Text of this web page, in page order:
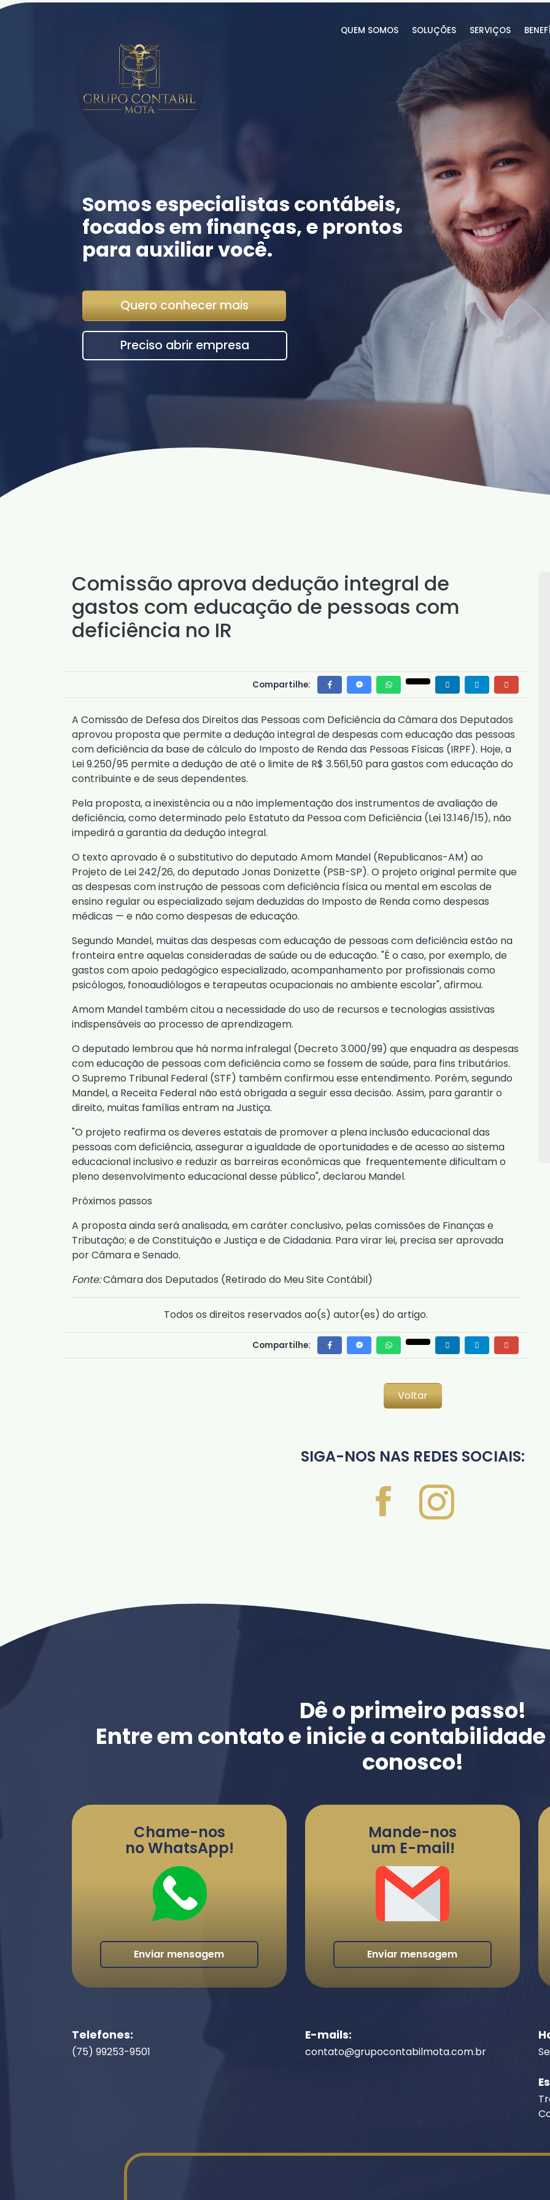
QUEM SOMOS SOLUÇÕES SERVIÇOS
Somos especialistas contábeis,
focados em finanças, e prontos
para auxiliar você.
Quero conhecer mais
Preciso abrir empresa
Comissão aprova dedução integral de
gastos com educação de pessoas com
deficiência no IR
Compartilhe:
A Comissão de Defesa dos Direitos das Pessoas com Deficiência da Câmara dos Deputados
aprovou proposta que permite a dedução integral de despesas com educação das pessoas
com deficiência da base de cálculo do Imposto de Renda das Pessoas Físicas (IRPF). Hoje, a
Lei 9.250/95 permite a dedução de até o limite de R$ 3.561,50 para gastos com educação do
contribuinte e de seus dependentes.
Pela proposta, a inexistência ou a não implementação dos instrumentos de avaliação de
deficiência, como determinado pelo Estatuto da Pessoa com Deficiência (Lei 13.146/15), não
impedirá a garantia da dedução integral.
O texto aprovado é o substitutivo do deputado Amom Mandel (Republicanos-AM) ao
Projeto de Lei 242/26, do deputado Jonas Donizette (PSB-SP). O projeto original permite que
as despesas com instrução de pessoas com deficiência física ou mental em escolas de
ensino regular ou especializado sejam deduzidas do Imposto de Renda como despesas
médicas — e não como despesas de educação.
Segundo Mandel, muitas das despesas com educação de pessoas com deficiência estão na
fronteira entre aquelas consideradas de saúde ou de educação. "É o caso, por exemplo, de
gastos com apoio pedagógico especializado, acompanhamento por profissionais como
psicólogos, fonoaudiólogos e terapeutas ocupacionais no ambiente escolar", afirmou.
Amom Mandel também citou a necessidade do uso de recursos e tecnologias assistivas
indispensáveis ao processo de aprendizagem.
O deputado lembrou que há norma infralegal (Decreto 3.000/99) que enquadra as despesas
com educação de pessoas com deficiência como se fossem de saúde, para fins tributários.
O Supremo Tribunal Federal (STF) também confirmou esse entendimento. Porém, segundo
Mandel, a Receita Federal não está obrigada a seguir essa decisão. Assim, para garantir o
direito, muitas famílias entram na Justiça.
"O projeto reafirma os deveres estatais de promover a plena inclusão educacional das
pessoas com deficiência, assegurar a igualdade de oportunidades e de acesso ao sistema
educacional inclusivo e reduzir as barreiras econômicas que frequentemente dificultam o
pleno desenvolvimento educacional desse público", declarou Mandel.
Próximos passos
A proposta ainda será analisada, em caráter conclusivo, pelas comissões de Finanças e
Tributação; e de Constituição e Justiça e de Cidadania. Para virar lei, precisa ser aprovada
por Câmara e Senado.
Fonte:Câmara dos Deputados (Retirado do Meu Site Contábil)
Todos os direitos reservados ao(s) autor(es) do artigo.
Compartilhe:
Voltar
SIGA-NOS NAS REDES SOCIAIS:
Dê o primeiro passo!
Entre em contato e inicie a
conosco!
Chame-nos
no WhatsApp!
Enviar mensagem
Mande-nos
um E-mail!
Enviar mensagem
Telefones:
(75) 99253-9501
E-mails:
contato@grupocontabilmota.com.br